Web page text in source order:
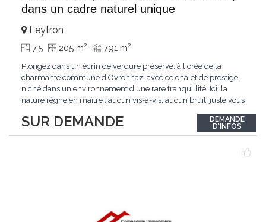
dans un cadre naturel unique
SUR DEMANDE
Leytron
7.5 205 m2 791 m2
Plongez dans un écrin de verdure préservé, à l'orée de la
charmante commune d'Ovronnaz, avec ce chalet de prestige
niché dans un environnement d'une rare tranquillité. Ici, la
nature règne en maître : aucun vis-à-vis, aucun bruit, juste vous
par ses finitions de très haut standing et ses matériaux nobles.
Le bois de mélèze...
DEMANDE
D'INFOS